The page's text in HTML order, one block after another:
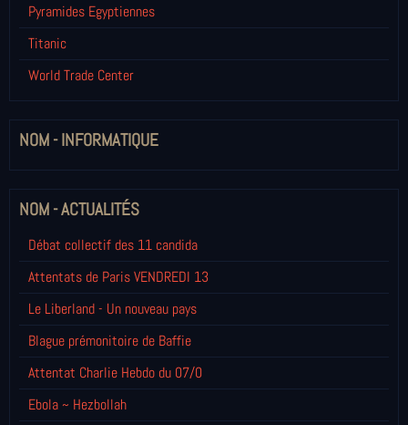
Pyramides Egyptiennes
Titanic
World Trade Center
NOM - INFORMATIQUE
NOM - ACTUALITÉS
Débat collectif des 11 candida
Attentats de Paris VENDREDI 13
Le Liberland - Un nouveau pays
Blague prémonitoire de Baffie
Attentat Charlie Hebdo du 07/0
Ebola ~ Hezbollah